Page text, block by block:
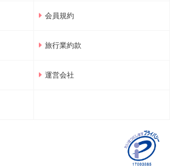
会員規約
旅行業約款
運営会社